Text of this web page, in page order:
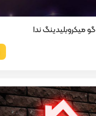
میکروبلیدینگ ندا